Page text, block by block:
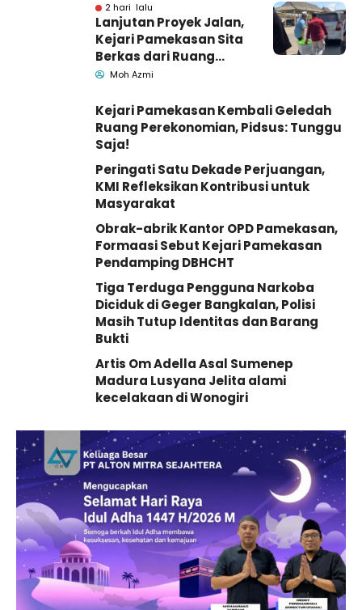
2 hari lalu
Lanjutan Proyek Jalan,
Kejari Pamekasan Sita
Berkas dari Ruang
Pemkab Pamekasan
Moh Azmi
Kejari Pamekasan Kembali Geledah
Ruang Perekonomian, Pidsus: Tunggu
Saja!
Peringati Satu Dekade Perjuangan,
KMI Refleksikan Kontribusi untuk
Masyarakat
Obrak-abrik Kantor OPD Pamekasan,
Formaasi Sebut Kejari Pamekasan
Pendamping DBHCHT
Tiga Terduga Pengguna Narkoba
Diciduk di Geger Bangkalan, Polisi
Masih Tutup Identitas dan Barang
Bukti
Artis Om Adella Asal Sumenep
Madura Lusyana Jelita alami
kecelakaan di Wonogiri